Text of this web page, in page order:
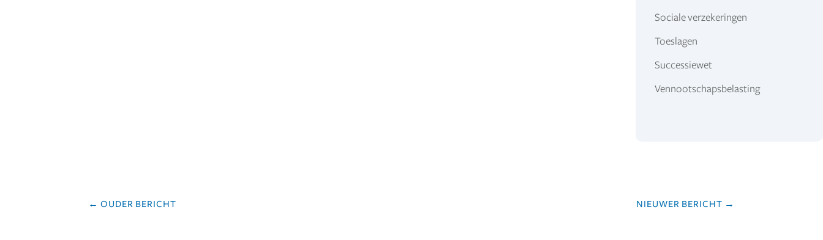
Sociale verzekeringen
Toeslagen
Successiewet
Vennootschapsbelasting
←OUDER BERICHT NIEUWER BERICHT →